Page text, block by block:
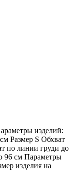
изделий:
Размер S Обхват
по линии груди до
96 см Параметры
изделия на